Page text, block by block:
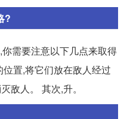
?
需要注意以下几点来取得
置,将它们放在敌人经过
敌人。 其次,升。